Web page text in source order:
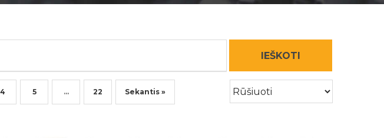
IEŠKOTI
4 5 … 22 Sekantis »